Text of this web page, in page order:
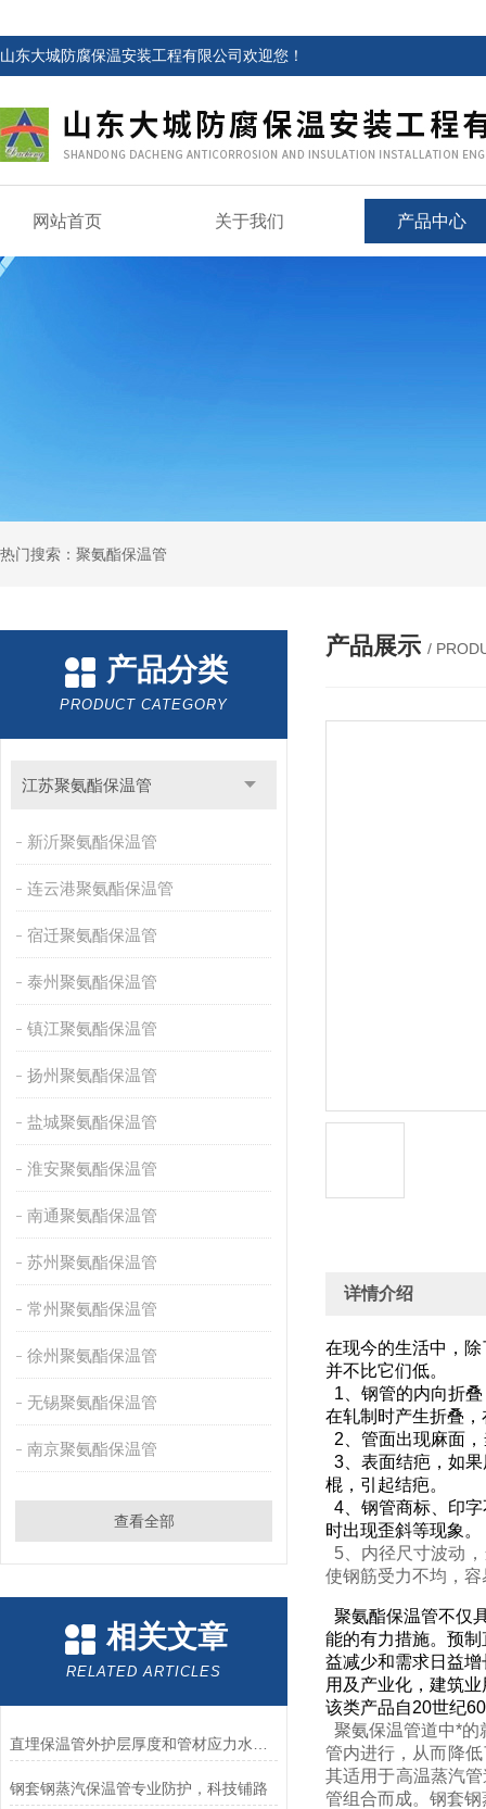
山东大城防腐保温安装工程有限公司欢迎您！
网站首页 关于我们 产品中心
热门搜索：聚氨酯保温管
产品分类
PRODUCT CATEGORY
江苏聚氨酯保温管
新沂聚氨酯保温管
连云港聚氨酯保温管
宿迁聚氨酯保温管
泰州聚氨酯保温管
镇江聚氨酯保温管
扬州聚氨酯保温管
盐城聚氨酯保温管
淮安聚氨酯保温管
南通聚氨酯保温管
苏州聚氨酯保温管
常州聚氨酯保温管
徐州聚氨酯保温管
无锡聚氨酯保温管
南京聚氨酯保温管
查看全部
相关文章
RELATED ARTICLES
钢套钢蒸汽保温管专业防护，科技铺路
产品展示 /
详情介绍
在现今的生活中，
并不比它们低。
1、钢管的内向折叠
在轧制时产生折叠
2、管面出现麻面
3、表面结疤，如
棍，引起结疤。
4、钢管商标、印
时出现歪斜等现象。
5、内径尺寸波动
使钢筋受力不均，容
聚氨酯保温管不仅
能的有力措施。预
益减少和需求日益
用及产业化，建筑
该类产品自20世纪
聚氨保温管道中*
管内进行，从而降
其适用于高温蒸汽
管组合而成。钢套